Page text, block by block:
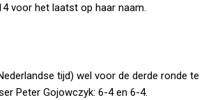
voor het laatst op haar naam.
tijd) wel voor de derde ronde te
Peter Gojowczyk: 6-4 en 6-4.